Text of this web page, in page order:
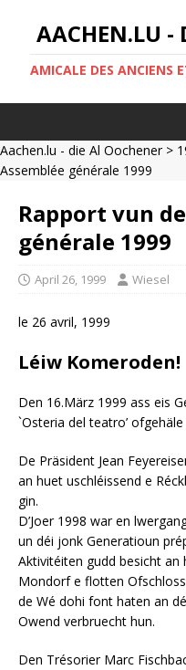
AACHEN.LU -
AMICALE DES ANCIENS
Aachen.lu - die Al Oochener>
Assemblée générale 1999
Rapport vun
générale 1999
April 26, 1999 Wiesel
le 26 avril, 1999
Léiw Komeroden!
Den 16.März 1999 ass eis
`Osteria del teatro’ ofgehäle
De Präsident Jean
an huet uschléissend e
gin.
D’Joer 1998 war en
un déi jonk Generatioun
Aktivitéiten gudd besicht an
Mondorf e flotten
de Wé dohi font haten an
Owend verbruecht hun.
Den Trésorier Marc